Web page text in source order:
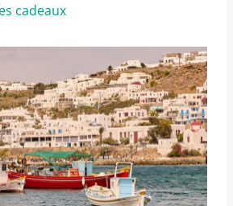
cadeaux